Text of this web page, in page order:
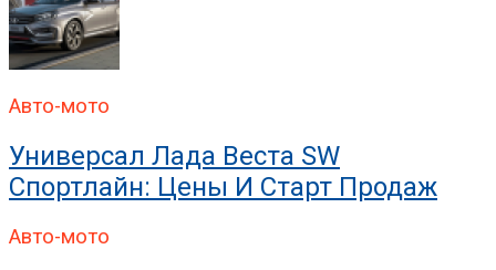
Авто-мото
Универсал Лада Веста SW
Спортлайн: Цены И Старт Продаж
Авто-мото